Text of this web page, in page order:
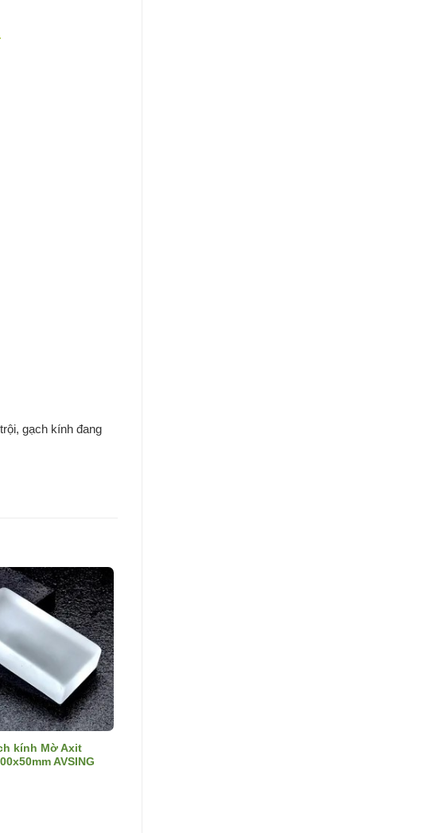
gạch kính đang
kính Mờ Axit
AVSING